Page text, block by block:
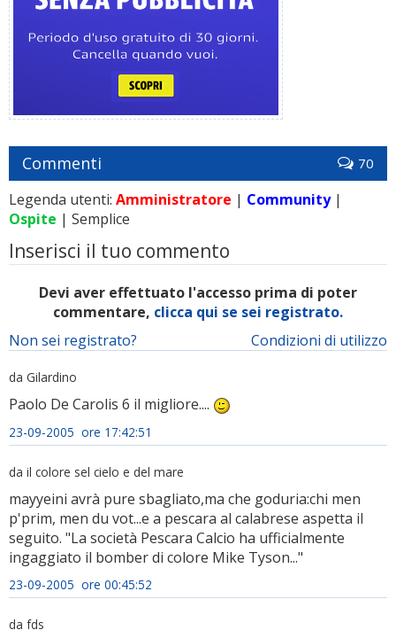
Commenti 70
Legenda utenti: Amministratore | Community|
Ospite | Semplice
Inserisci il tuo commento
Devi aver effettuato l'accesso prima di poter
commentare, clicca qui se sei registrato.
Condizioni di utilizzo
Non sei registrato?
da Gilardino
Paolo De Carolis 6 il migliore....
23-09-2005 ore 17:42:51
da il colore sel cielo e del mare
mayyeini avrà pure sbagliato,ma che goduria:chi men
p'prim, men du vot...e a pescara al calabrese aspetta il
seguito. "La società Pescara Calcio ha ufficialmente
ingaggiato il bomber di colore Mike Tyson..."
23-09-2005 ore 00:45:52
da fds